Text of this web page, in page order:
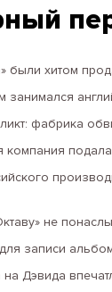
были хитом
занимался
фабрика
компания
не
записи
Дэвида